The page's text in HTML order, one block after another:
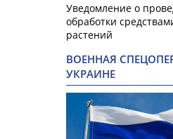
Уведомление о
обработки
растений
ВОЕННАЯ
УКРАИНЕ